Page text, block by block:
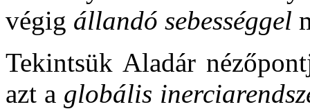
végig állandó sebességgel
Tekintsük Aladár
azt a globális